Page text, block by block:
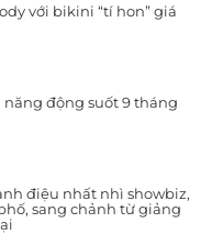
với bikini “tí hon” giá
động suốt 9 tháng
điệu nhất nhì showbiz,
sang chảnh từ giảng